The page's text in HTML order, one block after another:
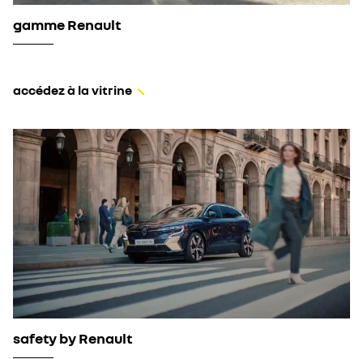
gamme Renault
accédez à la vitrine
safety by Renault